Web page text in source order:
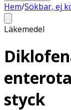
Hem/Sökbar, ej
Läkemedel
styck